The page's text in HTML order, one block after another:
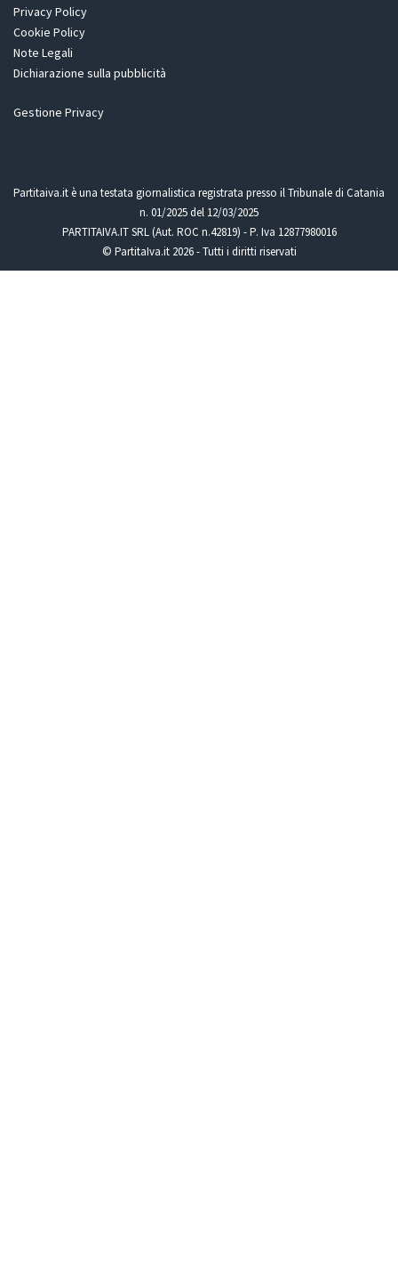
Privacy Policy
Cookie Policy
Note Legali
Dichiarazione sulla pubblicità
Gestione Privacy
Partitaiva.it è una testata giornalistica registrata presso il Tribunale di Catania
n. 01/2025 del 12/03/2025
PARTITAIVA.IT SRL (Aut. ROC n.42819) - P. Iva 12877980016
© PartitaIva.it 2026 - Tutti i diritti riservati